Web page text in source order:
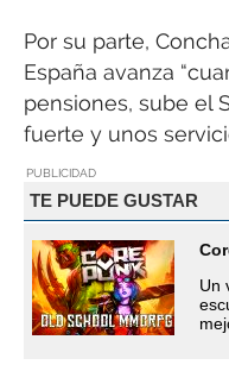
Por su parte,
España avanza
pensiones, sube el
fuerte y unos
PUBLICIDAD
TE PUEDE GUSTAR
Un